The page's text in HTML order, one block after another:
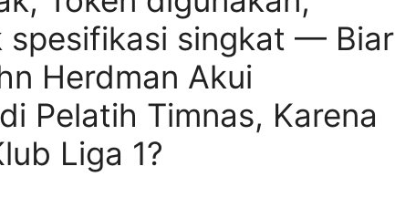
spesifikasi singkat — Biar
Herdman Akui
Pelatih Timnas, Karena
Liga 1?